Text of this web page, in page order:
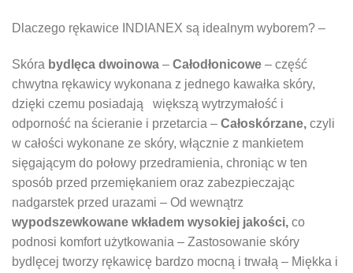
Dlaczego rękawice INDIANEX są idealnym wyborem? –
Skóra bydlęca dwoinowa – Całodłonicowe – część
chwytna rękawicy wykonana z jednego kawałka skóry,
dzięki czemu posiadają większą wytrzymałość i
odporność na ścieranie i przetarcia – Całoskórzane, czyli
w całości wykonane ze skóry, włącznie z mankietem
sięgającym do połowy przedramienia, chroniąc w ten
sposób przed przemiękaniem oraz zabezpieczając
nadgarstek przed urazami – Od wewnątrz
wypodszewkowane wkładem wysokiej jakości, co
podnosi komfort użytkowania – Zastosowanie skóry
bydlęcej tworzy rękawicę bardzo mocną i trwałą – Miękka i